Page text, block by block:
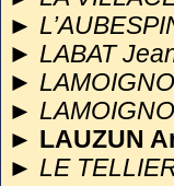
►
► LABAT
►
►
► LAUZUN
► LE